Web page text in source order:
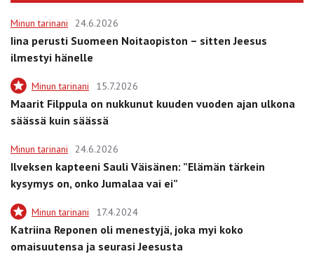
Minun tarinani 24.6.2026
Iina perusti Suomeen Noitaopiston – sitten Jeesus
ilmestyi hänelle
Minun tarinani 15.7.2026
Maarit Filppula on nukkunut kuuden vuoden ajan ulkona
säässä kuin säässä
Minun tarinani 24.6.2026
Ilveksen kapteeni Sauli Väisänen: ”Elämän tärkein
kysymys on, onko Jumalaa vai ei”
Minun tarinani 17.4.2024
Katriina Reponen oli menestyjä, joka myi koko
omaisuutensa ja seurasi Jeesusta